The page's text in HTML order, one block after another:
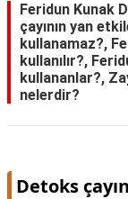
Feridun Kunak
çayının yan
kullanamaz?,
kullanılır?,
kullananlar?,
nelerdir?
Detoks